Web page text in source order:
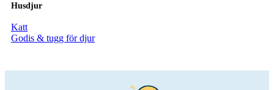
Husdjur
Katt
Godis & tugg för djur